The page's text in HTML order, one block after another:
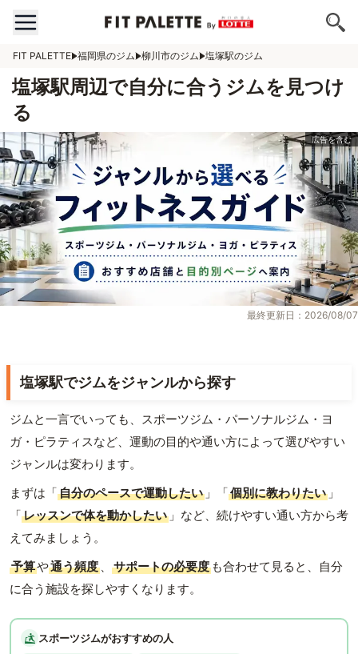
FIT PALETTE 福岡県のジム 柳川市のジム 塩塚駅のジム
塩塚駅周辺で自分に合うジムを見つけ
る
最終更新日：2026/08/07
塩塚駅でジムをジャンルから探す
ジムと一言でいっても、スポーツジム・パーソナルジム・ヨ
ガ・ピラティスなど、運動の目的や通い方によって選びやすい
ジャンルは変わります。
まずは「自分のペースで運動したい 」「個別に教わりたい 」
「レッスンで体を動かしたい 」など、続けやすい通い方から考
えてみましょう。
予算や通う頻度 、 サポートの必要度 も合わせて見ると、自分
に合う施設を探しやすくなります。
スポーツジムがおすすめの人